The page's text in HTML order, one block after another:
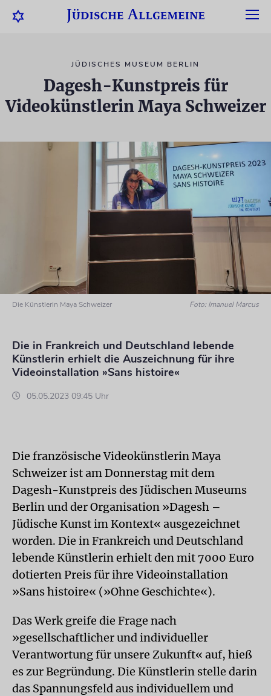
JÜDISCHES MUSEUM BERLIN
Dagesh-Kunstpreis für
Videokünstlerin Maya Schweizer
Die Künstlerin Maya Schweizer Foto: Imanuel Marcus
Die in Frankreich und Deutschland lebende
Künstlerin erhielt die Auszeichnung für ihre
Videoinstallation »Sans histoire«
05.05.2023 09:45 Uhr
Die französische Videokünstlerin Maya
Schweizer ist am Donnerstag mit dem
Dagesh-Kunstpreis des Jüdischen Museums
Berlin und der Organisation »Dagesh –
Jüdische Kunst im Kontext« ausgezeichnet
worden. Die in Frankreich und Deutschland
lebende Künstlerin erhielt den mit 7000 Euro
dotierten Preis für ihre Videoinstallation
»Sans histoire« (»Ohne Geschichte«).
Das Werk greife die Frage nach
»gesellschaftlicher und individueller
Verantwortung für unsere Zukunft« auf, hieß
es zur Begründung. Die Künstlerin stelle darin
das Spannungsfeld aus individuellem und